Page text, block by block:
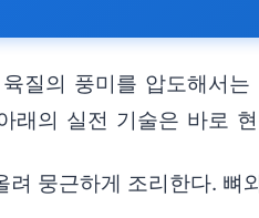
질의 풍미를 압도해서
의 실전 기술은 바로
뭉근하게 조리한다. 뼈